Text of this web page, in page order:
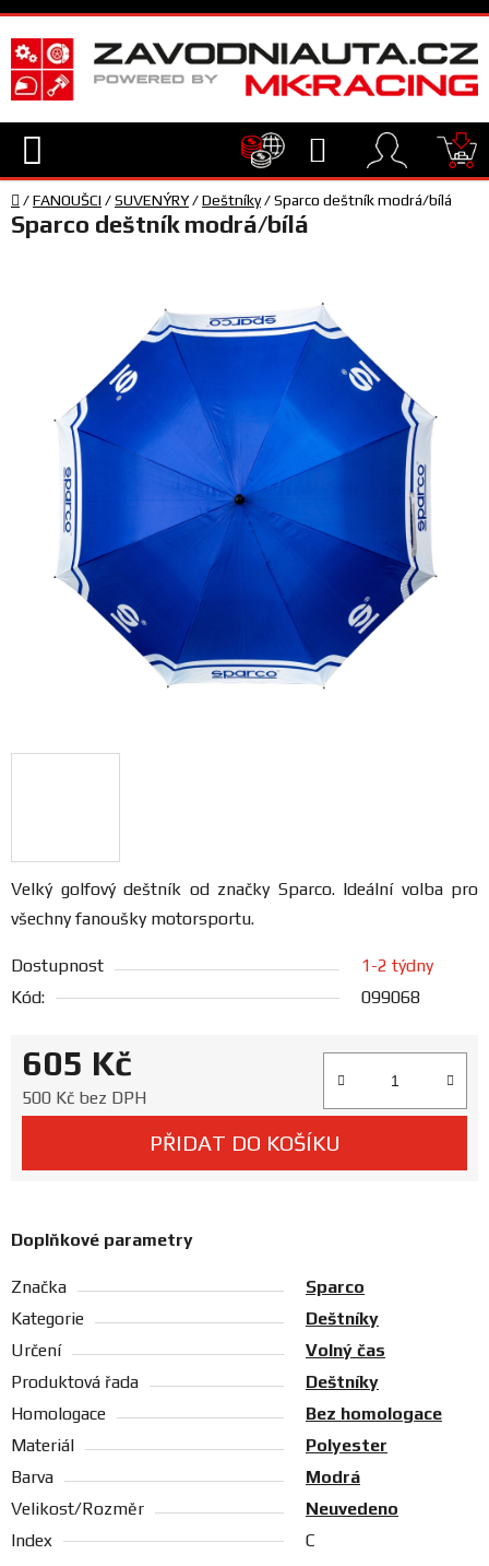
Přejít
na
obsah
Hledat
TECHNIKA
TÝM
SERVIS
FANOUŠCI
Profil
Doprava
Ceníky
a
katalogy
Prodejny
Domů
/FANOUŠCI /SUVENÝRY/Deštníky/Sparco deštník modrá/bílá
Velký golfový deštník od značky Sparco. Ideální volba pro
všechny fanoušky motorsportu.
Dostupnost
1-2 týdny
Kód:
099068
605 Kč
500 Kč bez DPH
PŘIDAT DO KOŠÍKU
Doplňkové parametry
Značka
Sparco
Kategorie
Deštníky
Určení
Volný čas
Produktová řada
Deštníky
Homologace
Bez homologace
Materiál
Polyester
Barva
Modrá
Velikost/Rozměr
Neuvedeno
Index
C
Sparco deštník modrá/bílá